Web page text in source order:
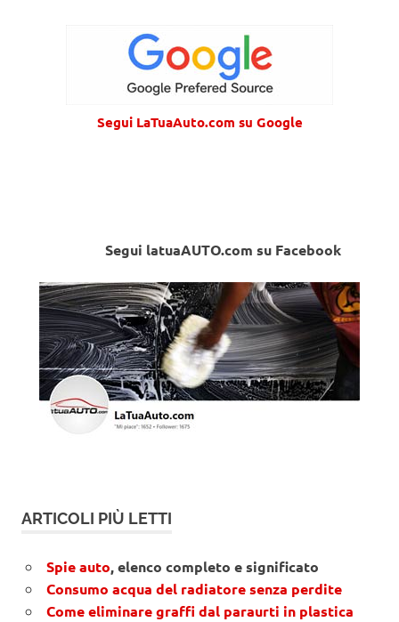
Segui LaTuaAuto.com su Google
Segui latuaAUTO.com su Facebook
ARTICOLI PIÙ LETTI
Spie auto, elenco completo e significato
Consumo acqua del radiatore senza perdite
Come eliminare graffi dal paraurti in plastica